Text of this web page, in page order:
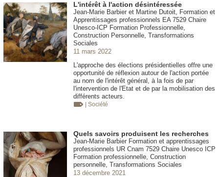
L'intérêt à l'action désintéressée
Jean-Marie Barbier et Martine Dutoit, Formation et
Apprentissages professionnels EA 7529 Chaire
Unesco-ICP Formation Professionnelle,
Construction Personnelle, Transformations
Sociales
11 mars 2022
L'approche des élections présidentielles offre une
opportunité de réflexion autour de l'action portée
au nom de l'intérêt général, à la fois de par
l'intervention de l'Etat et de par la mobilisation des
différents acteurs.
| Société
Quels savoirs produisent les recherches
Jean-Marie Barbier Formation et apprentissages
professionnels UR Cnam 7529 Chaire Unesco ICP
Formation professionnelle, Construction
personnelle, Transformations Sociales
13 décembre 2021